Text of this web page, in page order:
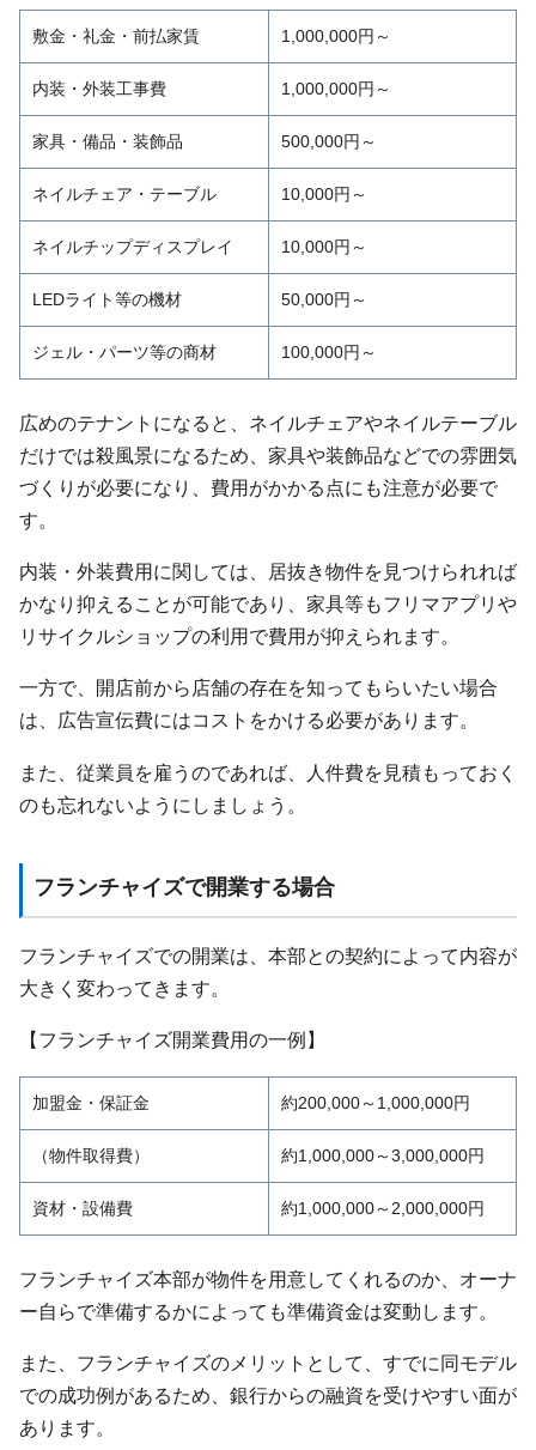
敷金・礼金・前払家賃 1,000,000円～
内装・外装工事費 1,000,000円～
家具・備品・装飾品 500,000円～
ネイルチェア・テーブル 10,000円～
ネイルチップディスプレイ 10,000円～
LEDライト等の機材 50,000円～
ジェル・パーツ等の商材 100,000円～
広めのテナントになると、ネイルチェアやネイルテーブル
だけでは殺風景になるため、家具や装飾品などでの雰囲気
づくりが必要になり、費用がかかる点にも注意が必要で
す。
内装・外装費用に関しては、居抜き物件を見つけられれば
かなり抑えることが可能であり、家具等もフリマアプリや
リサイクルショップの利用で費用が抑えられます。
一方で、開店前から店舗の存在を知ってもらいたい場合
は、広告宣伝費にはコストをかける必要があります。
また、従業員を雇うのであれば、人件費を見積もっておく
のも忘れないようにしましょう。
フランチャイズで開業する場合
フランチャイズでの開業は、本部との契約によって内容が
大きく変わってきます。
【フランチャイズ開業費用の一例】
加盟金・保証金 約200,000～1,000,000円
（物件取得費） 約1,000,000～3,000,000円
資材・設備費 約1,000,000～2,000,000円
フランチャイズ本部が物件を用意してくれるのか、オーナ
ー自らで準備するかによっても準備資金は変動します。
また、フランチャイズのメリットとして、すでに同モデル
での成功例があるため、銀行からの融資を受けやすい面が
あります。